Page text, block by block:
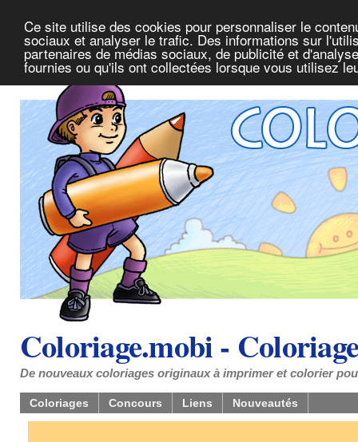
Ce site utilise des cookies pour personnaliser le
sociaux et analyser le trafic. Des informations sur
partenaires de médias sociaux, de publicité et
fournies ou qu'ils ont collectées lorsque vous utilisez
Coloriage.mobi -
De nouveaux coloriages originaux à imprimer et colorier
Coloriages Concours Liens Nouveautés